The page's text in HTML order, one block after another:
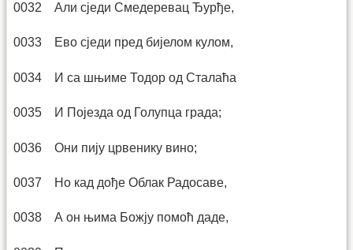
0032 Али сједи Смедеревац Ђурђе,
0033 Ево сједи пред бијелом кулом,
0034 И са шњиме Тодор од Сталаћа
0035 И Појезда од Голупца града;
0036 Они пију црвенику вино;
0037 Но кад дође Облак Радосаве,
0038 А он њима Божју помоћ даде,